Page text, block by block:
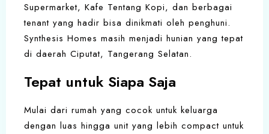
Supermarket, Kafe Tentang Kopi, dan berbagai
tenant yang hadir bisa dinikmati oleh penghuni.
Synthesis Homes masih menjadi hunian yang tepat
di daerah Ciputat, Tangerang Selatan.
Tepat untuk Siapa Saja
Mulai dari rumah yang cocok untuk keluarga
dengan luas hingga unit yang lebih compact untuk